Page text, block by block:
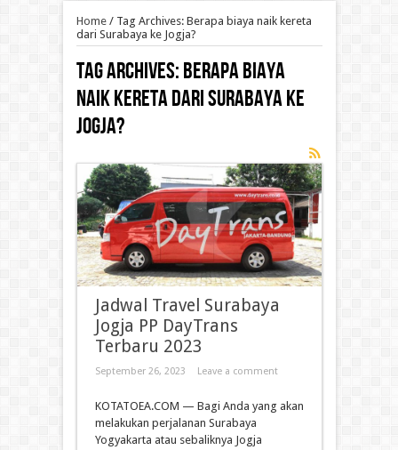
Home/ Tag Archives: Berapa biaya naik kereta
dari Surabaya ke Jogja?
Tag Archives:Berapa biaya
naik kereta dari Surabaya ke
Jogja?
Jadwal Travel Surabaya
Jogja PP DayTrans
Terbaru 2023
September 26, 2023 Leave a comment
KOTATOEA.COM — Bagi Anda yang akan
melakukan perjalanan Surabaya
Yogyakarta atau sebaliknya Jogja